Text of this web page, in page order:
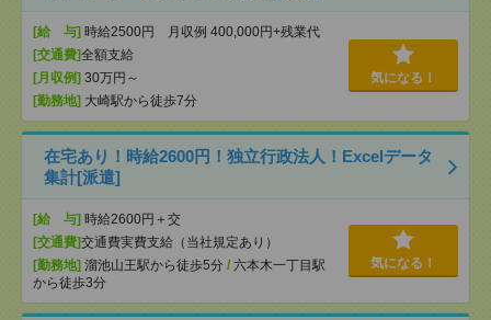
[給 与] 時給2500円 月収例 400,000円+残業代
[交通費]全額支給
[月収例] 30万円～
[勤務地] 大崎駅から徒歩7分
気になる！
在宅あり！時給2600円！独立行政法人！Excelデータ
集計[派遣]
[給 与] 時給2600円＋交
[交通費]交通費実費支給（当社規定あり）
[勤務地] 溜池山王駅から徒歩5分 / 六本木一丁目駅
から徒歩3分
気になる！